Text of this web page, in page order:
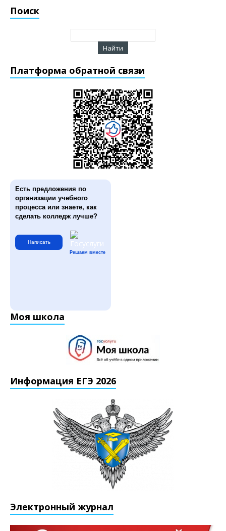
Поиск
Платформа обратной связи
Есть предложения по
организации учебного
процесса или знаете, как
сделать колледж лучше?
Написать
Решаем вместе
Моя школа
Информация ЕГЭ 2026
Электронный журнал